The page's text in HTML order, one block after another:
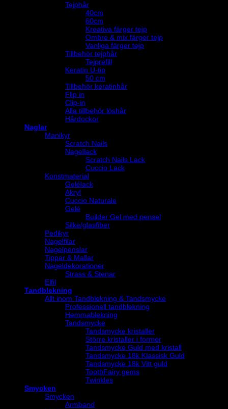
Tejphår
40cm
60cm
Kreativa färger tejp
Ombre & mix färger tejp
Vanliga färger tejp
Tillbehör tejphår
Tejprefill
Keratin U-tip
50 cm
Tillbehör keratinhår
Flip in
Clip-in
Alla tillbehör löshår
Hårdockor
Naglar
Manikyr
Scratch Nails
Nagellack
Scratch Nails Lack
Cuccio Lack
Konstmaterial
Gelélack
Akryl
Cuccio Naturale
Gelé
Builder Gel med pensel
Silke/glasfiber
Pedikyr
Nagelfilar
Nagelpenslar
Tippar & Mallar
Nageldekorationer
Strass & Stenar
Elfil
Tandblekning
Allt inom Tandblekning & Tandsmycke
Professionell tandblekning
Hemmablekning
Tandsmycke
Tandsmycke kristaller
Större kristaller i former
Tandsmycke Guld med kristall
Tandsmycke 18k Klassisk Guld
Tandsmycke 18k Vitt guld
ToothFairy gems
Twinkles
Smycken
Smycken
Armband